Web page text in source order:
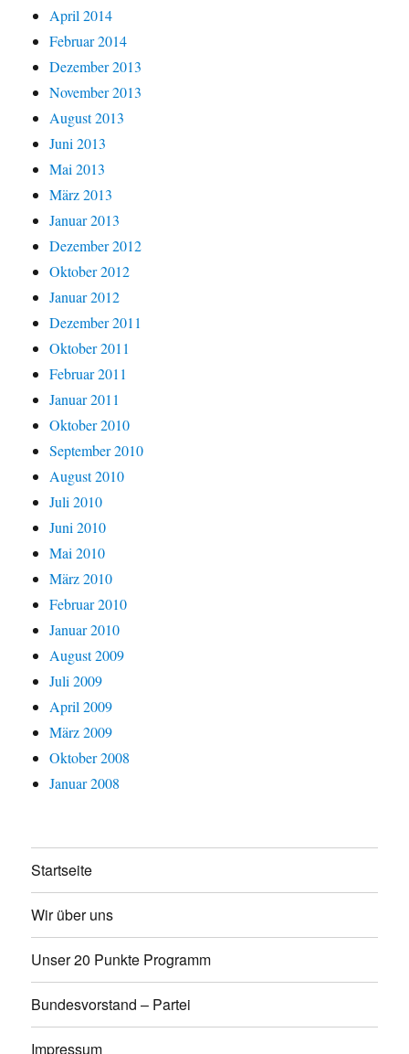
April 2014
Februar 2014
Dezember 2013
November 2013
August 2013
Juni 2013
Mai 2013
März 2013
Januar 2013
Dezember 2012
Oktober 2012
Januar 2012
Dezember 2011
Oktober 2011
Februar 2011
Januar 2011
Oktober 2010
September 2010
August 2010
Juli 2010
Juni 2010
Mai 2010
März 2010
Februar 2010
Januar 2010
August 2009
Juli 2009
April 2009
März 2009
Oktober 2008
Januar 2008
Startseite
Wir über uns
Unser 20 Punkte Programm
Bundesvorstand – Partei
Impressum